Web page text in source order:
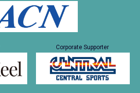
Corporate Supporter